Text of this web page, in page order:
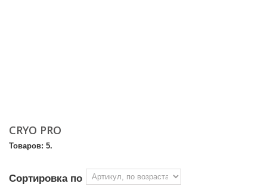
CRYO PRO
Товаров: 5.
Сортировка по